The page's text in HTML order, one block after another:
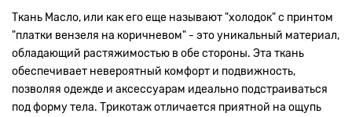
Ткань Масло, или как его еще называют "холодок" с принтом
"платки вензеля на коричневом" - это уникальный материал,
обладающий растяжимостью в обе стороны. Эта ткань
обеспечивает невероятный комфорт и подвижность,
позволяя одежде и аксессуарам идеально подстраиваться
под форму тела. Трикотаж отличается приятной на ощупь